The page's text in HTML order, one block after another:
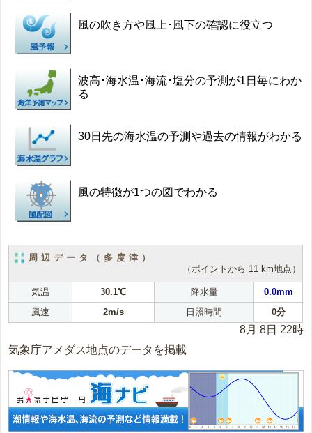
風の吹き方や風上･風下の確認に役立つ
波高･海水温･海流･塩分の予測が1日毎にわか
る
30日先の海水温の予測や過去の情報がわかる
風の特徴が1つの図でわかる
周辺データ（多度津）
（ポイントから 11 km地点）
気温 30.1℃ 降水量
0.0mm
風速
2m/s 日照時間 0分
8月 8日 22時
気象庁アメダス地点のデータを掲載